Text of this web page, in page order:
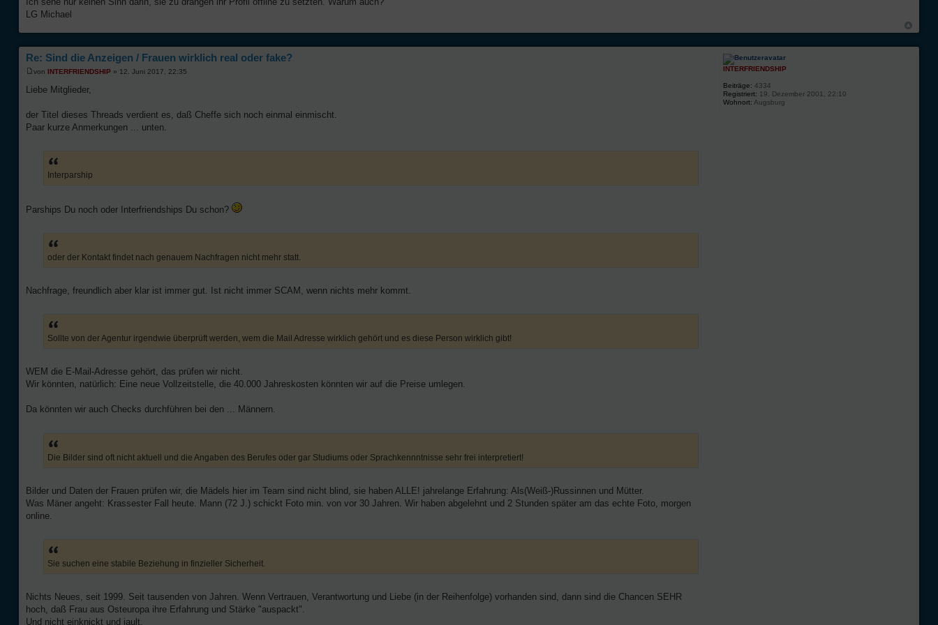
LG Michael
Re: Sind die Anzeigen / Frauen wirklich real oder fake?
von INTERFRIENDSHIP » 12. Juni 2017, 22:35
Liebe Mitglieder,
der Titel dieses Threads verdient es, daß Cheffe sich noch einmal einmischt.
Paar kurze Anmerkungen ... unten.
Interparship
Parships Du noch oder Interfriendships Du schon?
oder der Kontakt findet nach genauem Nachfragen nicht mehr statt.
Nachfrage, freundlich aber klar ist immer gut. Ist nicht immer SCAM, wenn nichts mehr kommt.
Sollte von der Agentur irgendwie überprüft werden, wem die Mail Adresse wirklich gehört und es diese Person wirklich gibt!
WEM die E-Mail-Adresse gehört, das prüfen wir nicht.
Wir könnten, natürlich: Eine neue Vollzeitstelle, die 40.000 Jahreskosten könnten wir auf die Preise umlegen.
Da könnten wir auch Checks durchführen bei den ... Männern.
Die Bilder sind oft nicht aktuell und die Angaben des Berufes oder gar Studiums oder Sprachkennntnisse sehr frei interpretiert!
Bilder und Daten der Frauen prüfen wir, die Mädels hier im Team sind nicht blind, sie haben ALLE! jahrelange Erfahrung: Als(Weiß-)Russinnen und Mütter.
Was Mäner angeht: Krassester Fall heute. Mann (72 J.) schickt Foto min. von vor 30 Jahren. Wir haben abgelehnt und 2 Stunden später am das echte Foto, morgen
online.
Sie suchen eine stabile Beziehung in finzieller Sicherheit.
Nichts Neues, seit 1999. Seit tausenden von Jahren. Wenn Vertrauen, Verantwortung und Liebe (in der Reihenfolge) vorhanden sind, dann sind die Chancen SEHR
hoch, daß Frau aus Osteuropa ihre Erfahrung und Stärke "auspackt".
Und nicht einknickt und jault.
INTERFRIENDSHIP
Beiträge: 4334
Registriert: 19. Dezember 2001, 22:10
Wohnort: Augsburg